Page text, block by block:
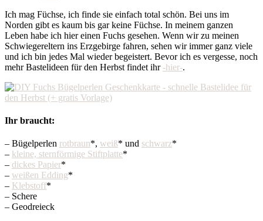
Ich mag Füchse, ich finde sie einfach total schön. Bei uns im
Norden gibt es kaum bis gar keine Füchse. In meinem ganzen
Leben habe ich hier einen Fuchs gesehen. Wenn wir zu meinen
Schwiegereltern ins Erzgebirge fahren, sehen wir immer ganz viele
und ich bin jedes Mal wieder begeistert. Bevor ich es vergesse, noch
mehr Bastelideen für den Herbst findet ihr -hier-.
Ihr braucht:
– Bügelperlen rotbraun*, weiß* und schwarz*
– kleine, sternförmige Stiftplatte*
– dickes Papier*
– weißen Edding*
– Klebstoff*
– Schere
– Geodreieck